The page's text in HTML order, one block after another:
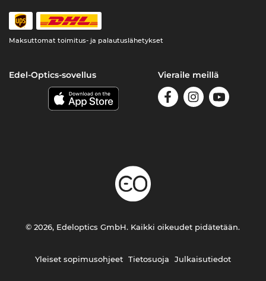
Maksuttomat toimitus- ja palautuslähetykset
Edel-Optics-sovellus Vieraile meillä
Yleiset sopimusohjeet Tietosuoja Julkaisutiedot
© 2026, Edeloptics GmbH. Kaikki oikeudet pidätetään.